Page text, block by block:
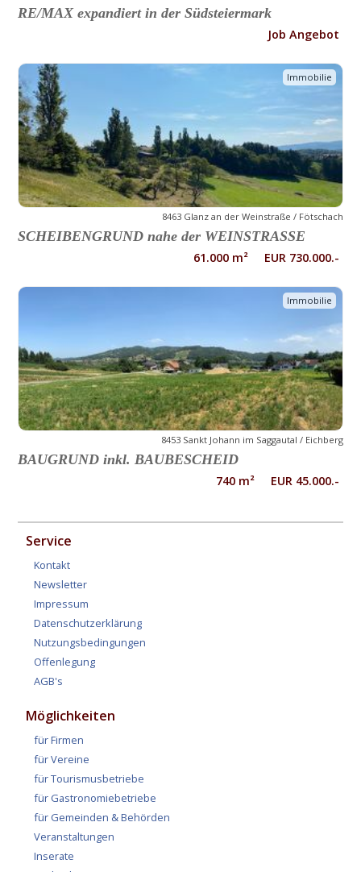
RE/MAX expandiert in der Südsteiermark
Job Angebot
Immobilie
8463 Glanz an der Weinstraße / Fötschach
SCHEIBENGRUND nahe der WEINSTRASSE
61.000 m² EUR 730.000.-
Immobilie
8453 Sankt Johann im Saggautal / Eichberg
BAUGRUND inkl. BAUBESCHEID
740 m² EUR 45.000.-
Service
Kontakt
Newsletter
Impressum
Datenschutzerklärung
Nutzungsbedingungen
Offenlegung
AGB's
Möglichkeiten
für Firmen
für Vereine
für Tourismusbetriebe
für Gastronomiebetriebe
für Gemeinden & Behörden
Veranstaltungen
Inserate